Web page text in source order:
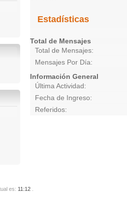
Estadísticas
Total de Mensajes
Total de Mensajes
Mensajes Por Día
Información General
Última Actividad
Fecha de Ingreso
Referidos
es: 11:12